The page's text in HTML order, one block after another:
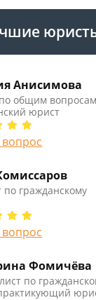
Анисимова
общим
юрист
вопрос
по гражданскому
вопрос
Фомичёва
по